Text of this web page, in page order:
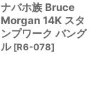
ナバホ族 Bruce
Morgan 14K スタ
ンプワーク バング
ル [R6-078]